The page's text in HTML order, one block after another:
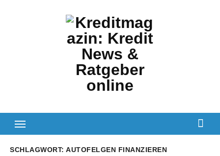
SCHLAGWORT: AUTOFELGEN FINANZIEREN